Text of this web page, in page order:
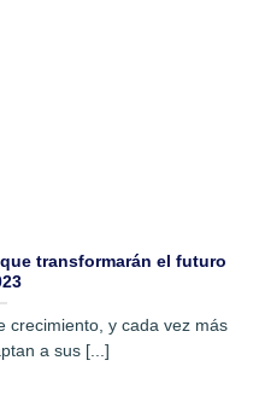
transformarán el futuro
crecimiento, y cada vez más
a sus [...]